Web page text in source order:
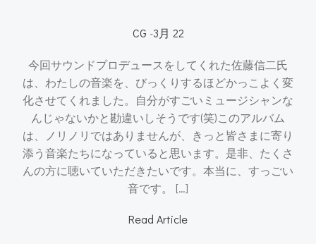
CG -3月 22
今回サウンドプロデュースをしてくれた佐藤信二氏
は、わたしの音楽を、びっくりするほどかっこよく変
化させてくれました。自分がすごいミュージシャンな
んじゃないかと勘違いしそうです(笑)このアルバム
は、ノリノリではありませんが、きっと皆さまに寄り
添う音楽たちになっていると思います。是非、たくさ
んの方に聴いていただきたいです。本当に、すっごい
音です。 […]
Read Article